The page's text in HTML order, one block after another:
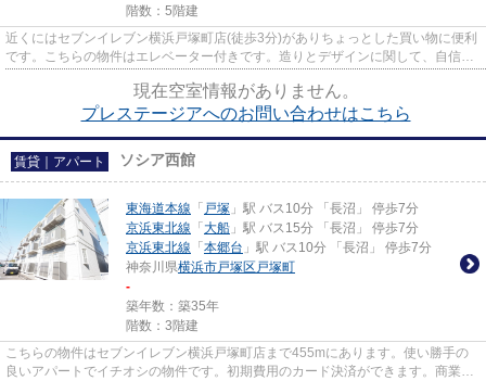
階数：5階建
近くにはセブンイレブン横浜戸塚町店(徒歩3分)がありちょっとした買い物に便利
です。こちらの物件はエレベーター付きです。造りとデザインに関して、自信を
現在空室情報がありません。
プレステージアへのお問い合わせはこちら
賃貸｜アパート ソシア西館
東海道本線 「 戸塚 」駅 バス10分 「長沼」 停歩7分
京浜東北線 「 大船 」駅 バス15分 「長沼」 停歩7分
京浜東北線 「 本郷台 」駅 バス10分 「長沼」 停歩7分
神奈川県横浜市戸塚区 戸塚町
-
築年数：築35年
階数：3階建
こちらの物件はセブンイレブン横浜戸塚町店まで455mにあります。使い勝手の
良いアパートでイチオシの物件です。初期費用のカード決済ができます。商業施